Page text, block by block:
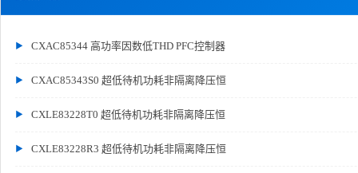
CXAC85344 高功率因数低THD PFC控制器
CXAC85343S0 超低待机功耗非隔离降压恒
CXLE83228T0 超低待机功耗非隔离降压恒
CXLE83228R3 超低待机功耗非隔离降压恒